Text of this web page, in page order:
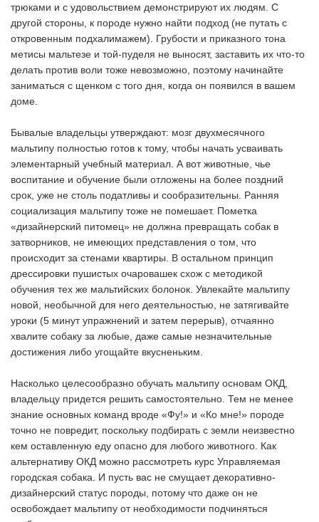
трюками и с удовольствием демонстрируют их людям. С
другой стороны, к породе нужно найти подход (не путать с
откровенным подхалимажем). Грубости и приказного тона
метисы мальтезе и той-пуделя не выносят, заставить их что-то
делать против воли тоже невозможно, поэтому начинайте
заниматься с щенком с того дня, когда он появился в вашем
доме.
Бывалые владельцы утверждают: мозг двухмесячного
мальтипу полностью готов к тому, чтобы начать усваивать
элементарный учебный материал. А вот животные, чье
воспитание и обучение были отложены на более поздний
срок, уже не столь податливы и сообразительны. Ранняя
социализация мальтипу тоже не помешает. Пометка
«дизайнерский питомец» не должна превращать собак в
затворников, не имеющих представления о том, что
происходит за стенами квартиры. В остальном принцип
дрессировки пушистых очаровашек схож с методикой
обучения тех же мальтийских болонок. Увлекайте мальтипу
новой, необычной для него деятельностью, не затягивайте
уроки (5 минут упражнений и затем перерыв), отчаянно
хвалите собаку за любые, даже самые незначительные
достижения либо угощайте вкусненьким.
Насколько целесообразно обучать мальтипу основам ОКД,
владельцу придется решить самостоятельно. Тем не менее
знание основных команд вроде «Фу!» и «Ко мне!» породе
точно не повредит, поскольку подбирать с земли неизвестно
кем оставленную еду опасно для любого животного. Как
альтернативу ОКД можно рассмотреть курс Управляемая
городская собака. И пусть вас не смущает декоративно-
дизайнерский статус породы, потому что даже он не
освобождает мальтипу от необходимости подчиняться